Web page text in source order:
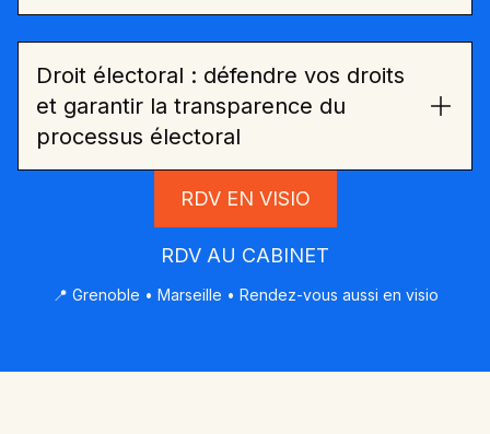
Droit électoral : défendre vos droits
et garantir la transparence du
processus électoral
RDV EN VISIO
RDV AU CABINET
📍 Grenoble • Marseille • Rendez-vous aussi en visio